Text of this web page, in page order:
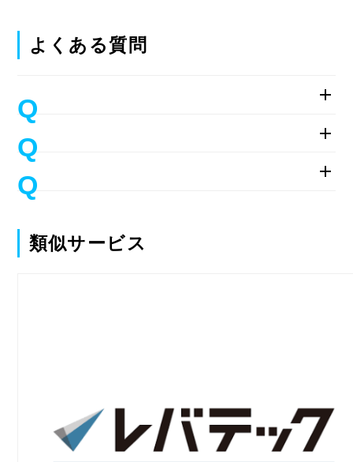
よくある質問
類似サービス